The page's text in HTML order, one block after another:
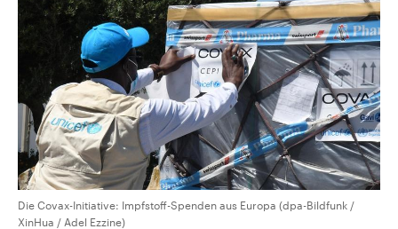
Die Covax-Initiative: Impfstoff-Spenden aus Europa (dpa-Bildfunk /
XinHua / Adel Ezzine)